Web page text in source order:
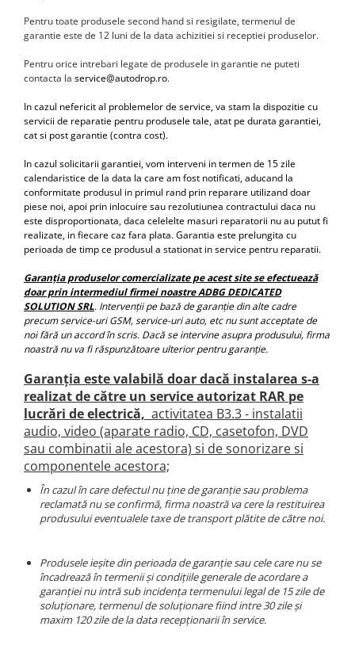
Peugeot
Hyundai
Seat
Kia
Chevrolet
Suzuki
Renault
Nissan
Mitsubishi
Land Rover
Mazda
Honda
Citroen
Chrysler
Subaru
Pentru toate produsele second hand si resigilate, termenul de
garantie este de 12 luni de la data achizitiei si receptiei produselor.
Pentru orice intrebari legate de produsele in garantie ne puteti
contacta la service@autodrop.ro.
In cazul nefericit al problemelor de service, va stam la dispozitie cu
servicii de reparatie pentru produsele tale, atat pe durata garantiei,
cat si post garantie (contra cost).
In cazul solicitarii garantiei, vom interveni in termen de 15 zile
calendaristice de la data la care am fost notificati, aducand la
conformitate produsul in primul rand prin reparare utilizand doar
piese noi, apoi prin inlocuire sau rezolutiunea contractului daca nu
este disproportionata, daca celelelte masuri reparatorii nu au putut fi
realizate, in fiecare caz fara plata. Garantia este prelungita cu
perioada de timp ce produsul a stationat in service pentru reparatii.
Garanţia produselor comercializate pe acest site se efectuează
doar prin intermediul firmei noastre ADBG DEDICATED
SOLUTION SRL. Intervenţii pe bază de garanţie din alte cadre
precum service-uri GSM, service-uri auto, etc nu sunt acceptate de
noi fără un accord în scris. Dacă se intervine asupra produsului, firma
noastră nu va fi răspunzătoare ulterior pentru garanţie.
Garanţia este valabilă doar dacă instalarea s-a
realizat de către un service autorizat RAR pe
lucrări de electrică, activitatea B3.3 - instalatii
audio, video (aparate radio, CD, casetofon, DVD
sau combinatii ale acestora) si de sonorizare si
componentele acestora;
În cazul în care defectul nu ţine de garanţie sau problema
reclamată nu se confirmă, firma noastră va cere la restituirea
produsului eventualele taxe de transport plătite de către noi.
Produsele ieşite din perioada de garanţie sau cele care nu se
încadrează în termenii şi condiţiile generale de acordare a
garanţiei nu intră sub incidenţa termenului legal de 15 zile de
soluţionare, termenul de soluţionare fiind intre 30 zile şi
maxim 120 zile de la data recepţionarii în service.